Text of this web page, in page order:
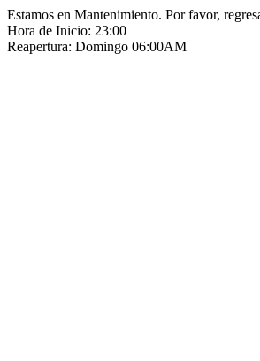
Estamos en Mantenimiento. Por favor,
Hora de Inicio: 23:00
Reapertura: Domingo 06:00AM